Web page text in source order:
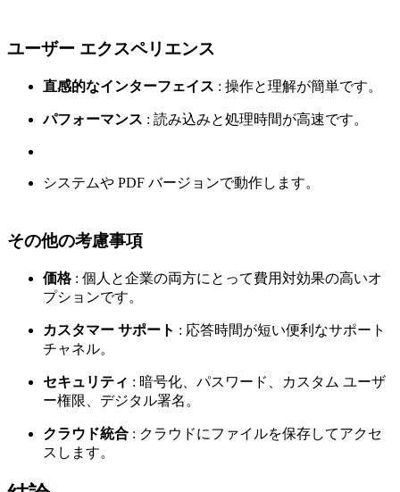
ユーザー エクスペリエンス
直感的なインターフェイス : 操作と理解が簡単です。
パフォーマンス : 読み込みと処理時間が高速です。
システムや PDF バージョンで動作します。
その他の考慮事項
価格: 個人と企業の両方にとって費用対効果の高いオ
プションです。
カスタマー サポート : 応答時間が短い便利なサポート
チャネル。
セキュリティ : 暗号化、パスワード、カスタム ユーザ
ー権限、デジタル署名。
クラウド統合 : クラウドにファイルを保存してアクセ
スします。